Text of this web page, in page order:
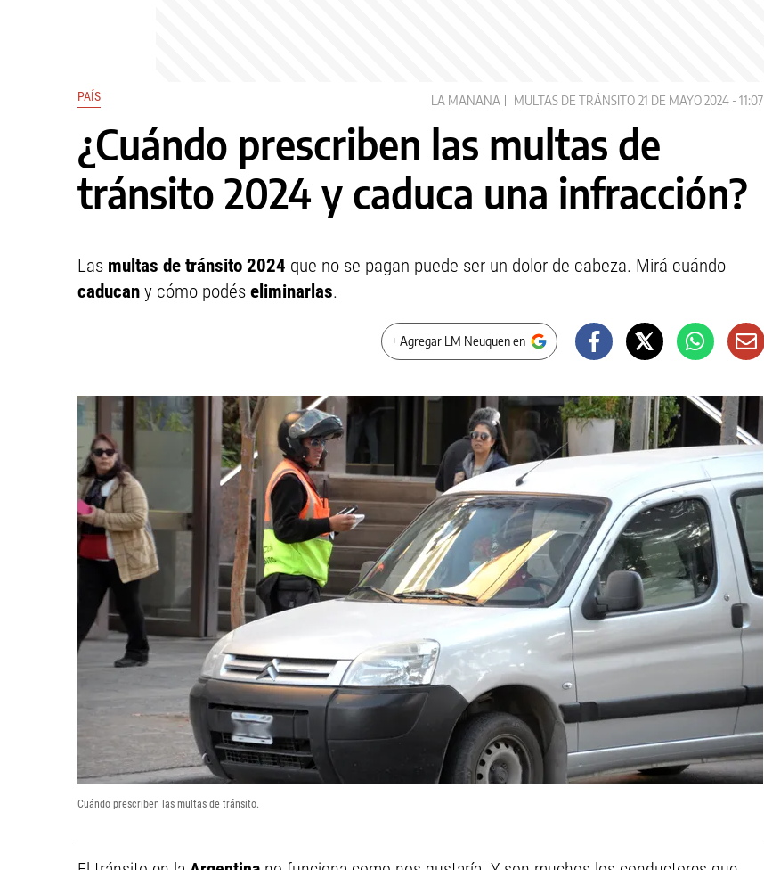
PAÍS LA MAÑANA MULTAS DE TRÁNSITO 21 DE MAYO 2024 - 11:07
¿Cuándo prescriben las multas de
tránsito 2024 y caduca una infracción?
Las multas de tránsito 2024 que no se pagan puede ser un dolor de cabeza. Mirá cuándo
caducan y cómo podés eliminarlas.
+ Agregar LM Neuquen en
Cuándo prescriben las multas de tránsito.